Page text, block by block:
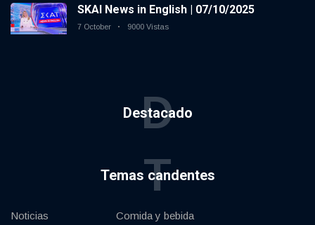
SKAI News in English | 07/10/2025
7 October 9000 Vistas
Destacado
D
Temas candentes
T
Noticias
Comida y bebida